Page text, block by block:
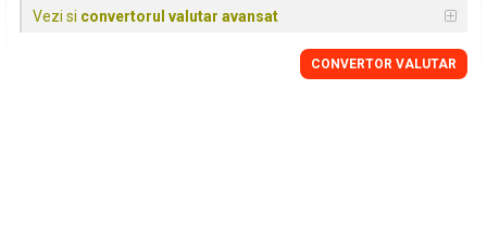
Vezi si convertorul valutar avansat
CONVERTOR VALUTAR